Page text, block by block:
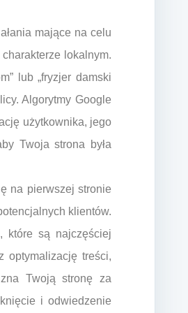
mające na celu
lokalnym.
lub „fryzjer damski
Algorytmy Google
użytkownika, jego
Twoja strona była
na pierwszej stronie
klientów.
które są najczęściej
optymalizację treści,
Twoją stronę za
i odwiedzenie